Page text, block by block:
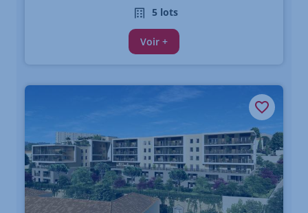
5 lots
Voir +